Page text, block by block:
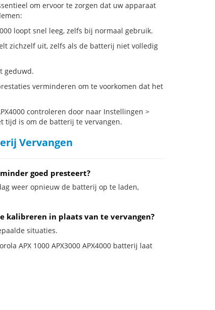
om ervoor te zorgen dat uw apparaat
loopt snel leeg, zelfs bij normaal gebruik.
zichzelf uit, zelfs als de batterij niet volledig
geduwd.
verminderen om te voorkomen dat het
controleren door naar Instellingen >
tijd is om de batterij te vervangen.
Vervangen
goed presteert?
weer opnieuw de batterij op te laden,
kalibreren in plaats van te vervangen?
situaties.
APX 1000 APX3000 APX4000 batterij laat